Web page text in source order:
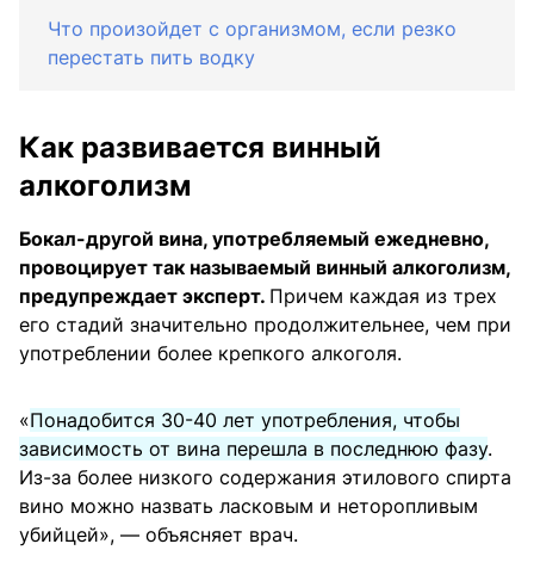
Что произойдет с организмом, если резко
перестать пить водку
Как развивается винный
алкоголизм
Бокал-другой вина, употребляемый ежедневно,
провоцирует так называемый винный алкоголизм,
предупреждает эксперт. Причем каждая из трех
его стадий значительно продолжительнее, чем при
употреблении более крепкого алкоголя.
«Понадобится 30-40 лет употребления, чтобы
зависимость от вина перешла в последнюю фазу.
Из-за более низкого содержания этилового спирта
вино можно назвать ласковым и неторопливым
убийцей», — объясняет врач.